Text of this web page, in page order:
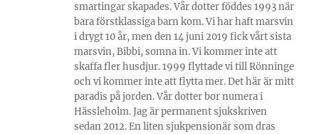
smartingar skapades. Vår dotter föddes 1993 när
bara förstklassiga barn kom. Vi har haft marsvin
i drygt 10 år, men den 14 juni 2019 fick vårt sista
marsvin, Bibbi, somna in. Vi kommer inte att
skaffa fler husdjur. 1999 flyttade vi till Rönninge
och vi kommer inte att flytta mer. Det här är mitt
paradis på jorden. Vår dotter bor numera i
Hässleholm. Jag är permanent sjukskriven
sedan 2012. En liten sjukpensionär som dras